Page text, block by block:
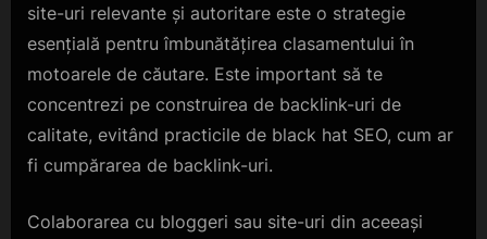
site-uri relevante și autoritare este o strategie
esențială pentru îmbunătățirea clasamentului în
motoarele de căutare. Este important să te
concentrezi pe construirea de backlink-uri de
calitate, evitând practicile de black hat SEO, cum ar
fi cumpărarea de backlink-uri.
Colaborarea cu bloggeri sau site-uri din aceeași